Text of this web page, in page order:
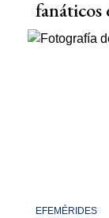
fanáticos
EFEMÉRIDES